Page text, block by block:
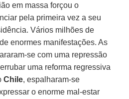
em massa forçou o
pela primeira vez a seu
Vários milhões de
enormes manifestações. As
se com uma repressão
uma reforma regressiva
Chile, espalharam-se
o enorme mal-estar